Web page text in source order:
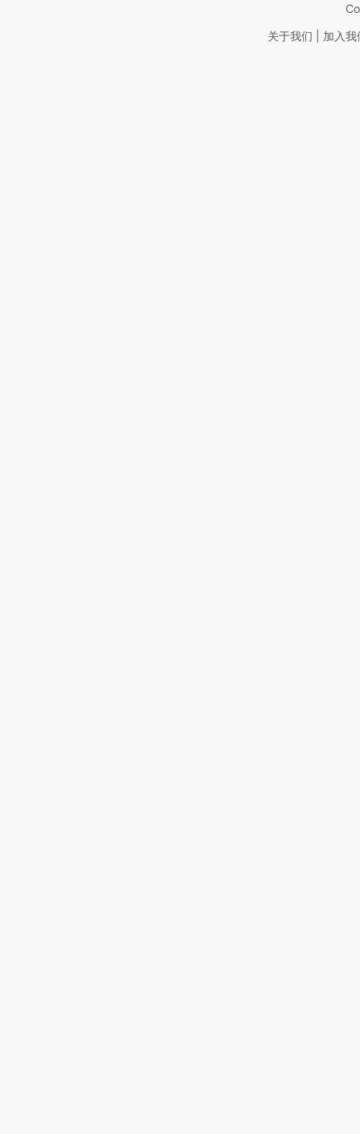
关于我们 加入我